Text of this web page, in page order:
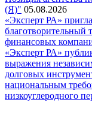
(Я)" 05.08.2026
«Эксперт РА»
благотворительный
финансовых
«Эксперт РА»
выражения
долговых
национальным
низкоуглеродного